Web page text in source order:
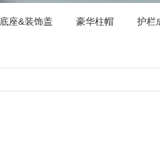
底座&装饰盖 豪华柱帽 护栏